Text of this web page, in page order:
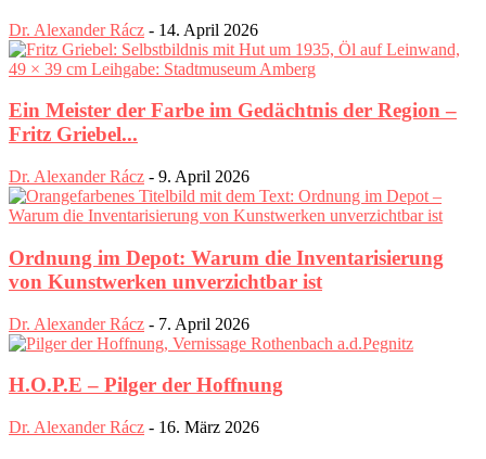
Dr. Alexander Rácz - 14. April 2026
Ein Meister der Farbe im Gedächtnis der Region –
Fritz Griebel...
Dr. Alexander Rácz - 9. April 2026
Ordnung im Depot: Warum die Inventarisierung
von Kunstwerken unverzichtbar ist
Dr. Alexander Rácz - 7. April 2026
H.O.P.E – Pilger der Hoffnung
Dr. Alexander Rácz - 16. März 2026